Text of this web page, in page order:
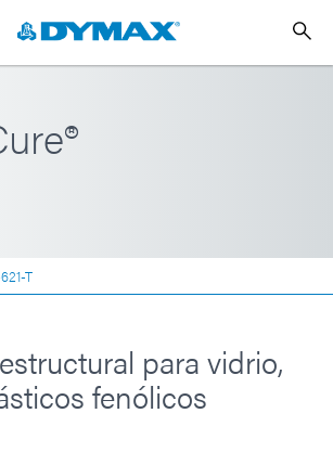
T
para vidrio,
fenólicos